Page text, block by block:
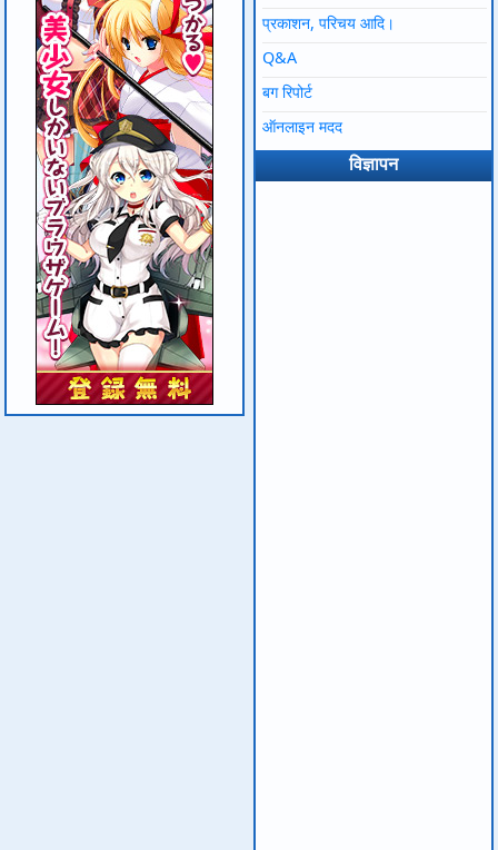
प्रकाशन, परिचय आदि।
Q&A
बग रिपोर्ट
ऑनलाइन मदद
विज्ञापन